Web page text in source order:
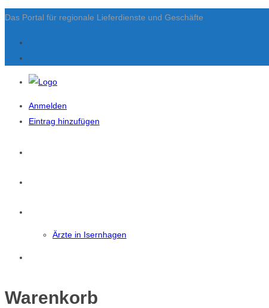
Das Portal für regionale Lieferdienste und Geschäfte
Anmelden
Eintrag hinzufügen
Ärzte in Isernhagen
Warenkorb